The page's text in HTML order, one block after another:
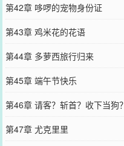
第42章 哆啰的宠物身份证
第43章 鸡米花的花语
第44章 多萝西旅行归来
第45章 端午节快乐
第46章 请客？斩首？收下当狗？
第47章 尤克里里